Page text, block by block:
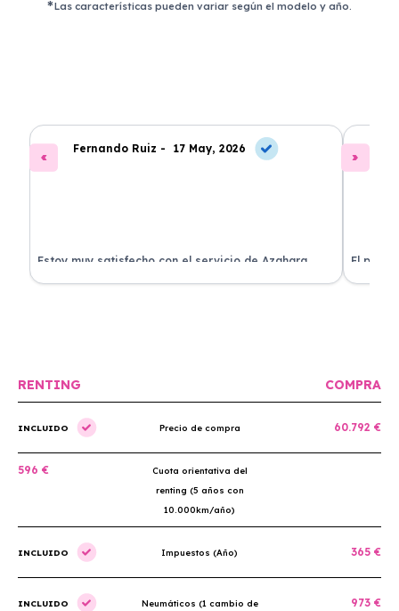
Las características pueden variar según el modelo y año.
Fernando Ruiz - 17 May, 2026
Estoy muy satisfecho con el servicio de Azahara
Renting. El coche está en perfectas condiciones y el
El
llegó
RENTING COMPRA
INCLUIDO Precio de compra 60.792 €
596 €
Cuota orientativa del
renting (5 años con
10.000km/año)
INCLUIDO Impuestos (Año) 365 €
INCLUIDO
Neumáticos (1 cambio de
973 €